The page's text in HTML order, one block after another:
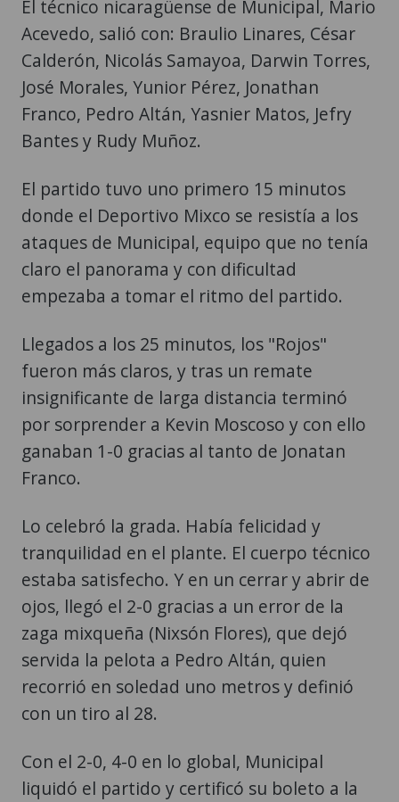
El técnico nicaragüense de Municipal, Mario
Acevedo, salió con: Braulio Linares, César
Calderón, Nicolás Samayoa, Darwin Torres,
José Morales, Yunior Pérez, Jonathan
Franco, Pedro Altán, Yasnier Matos, Jefry
Bantes y Rudy Muñoz.
El partido tuvo uno primero 15 minutos
donde el Deportivo Mixco se resistía a los
ataques de Municipal, equipo que no tenía
claro el panorama y con dificultad
empezaba a tomar el ritmo del partido.
Llegados a los 25 minutos, los "Rojos"
fueron más claros, y tras un remate
insignificante de larga distancia terminó
por sorprender a Kevin Moscoso y con ello
ganaban 1-0 gracias al tanto de Jonatan
Franco.
Lo celebró la grada. Había felicidad y
tranquilidad en el plante. El cuerpo técnico
estaba satisfecho. Y en un cerrar y abrir de
ojos, llegó el 2-0 gracias a un error de la
zaga mixqueña (Nixsón Flores), que dejó
servida la pelota a Pedro Altán, quien
recorrió en soledad uno metros y definió
con un tiro al 28.
Con el 2-0, 4-0 en lo global, Municipal
liquidó el partido y certificó su boleto a la